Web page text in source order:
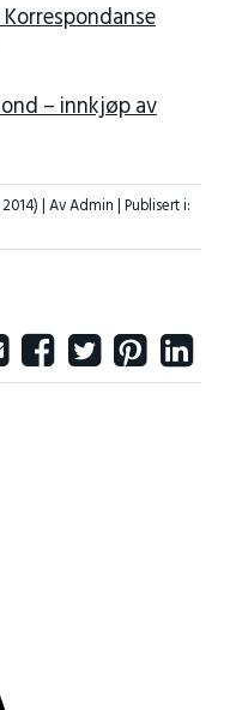
– innkjøp av
| Av Admin |Publisert i: